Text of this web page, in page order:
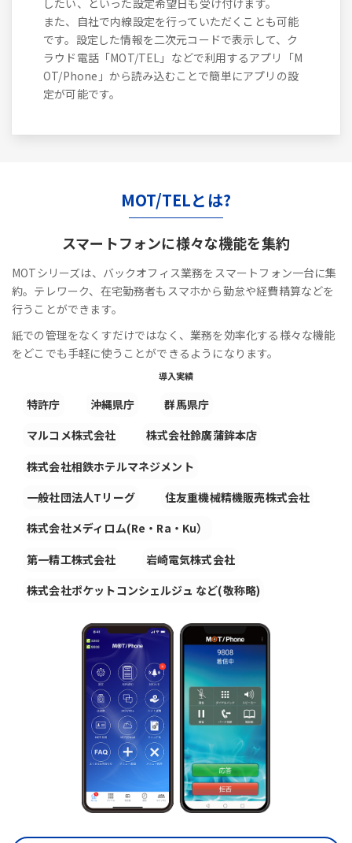
また、自社で内線設定を行っていただくことも可能
です。設定した情報を二次元コードで表示して、ク
ラウド電話「MOT/TEL」などで利用するアプリ「M
OT/Phone」から読み込むことで簡単にアプリの設
定が可能です。
MOT/TELとは?
スマートフォンに様々な機能を集約
MOTシリーズは、バックオフィス業務をスマートフォン一台に集
約。テレワーク、在宅勤務者もスマホから勤怠や経費精算などを
行うことができます。
紙での管理をなくすだけではなく、業務を効率化する様々な機能
をどこでも手軽に使うことができるようになります。
導入実績
特許庁 沖縄県庁
群馬県庁
マルコメ株式会社
株式会社鈴廣蒲鉾本店
株式会社相鉄ホテルマネジメント
一般社団法人Tリーグ
住友重機械精機販売株式会社
株式会社メディロム(Re・Ra・Ku）
第一精工株式会社
岩崎電気株式会社
株式会社ポケットコンシェルジュ など(敬称略)